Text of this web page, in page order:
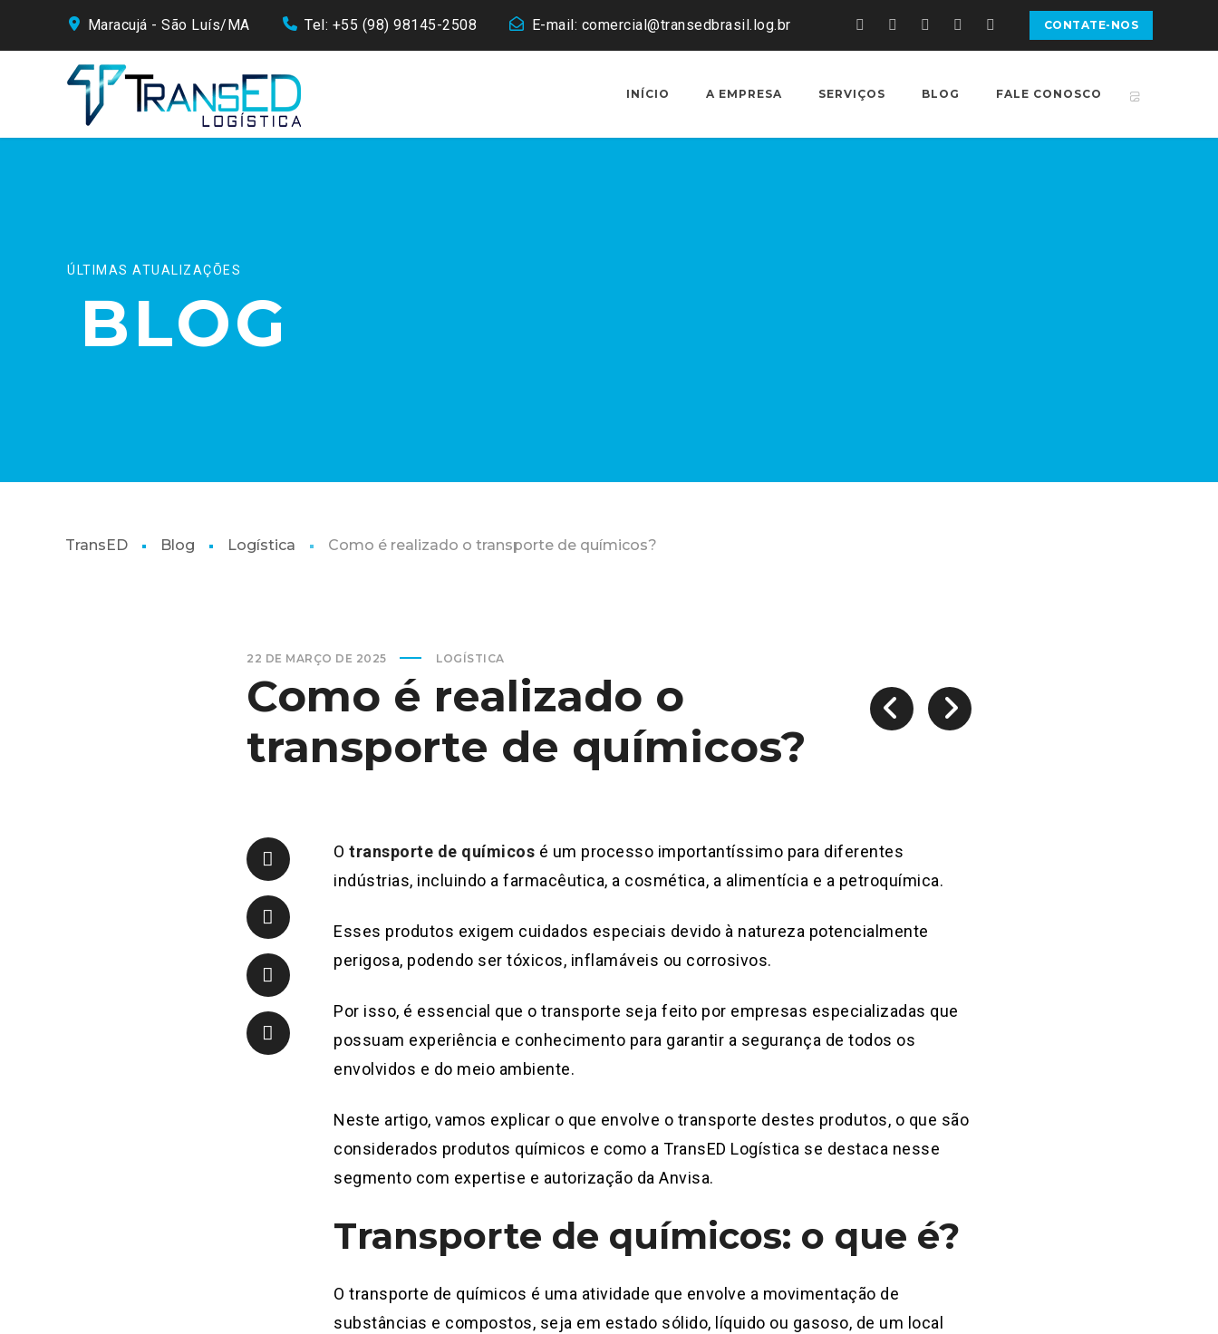
Maracujá - São Luís/MA Tel: +55 (98) 98145-2508 E-mail: comercial@transedbrasil.log.br CONTATE-NOS
INÍCIO A EMPRESA SERVIÇOS BLOG FALE CONOSCO
ÚLTIMAS ATUALIZAÇÕES
BLOG
TransED Blog Logística Como é realizado o transporte de químicos?
22 DE MARÇO DE 2025 LOGÍSTICA
Como é realizado o
transporte de químicos?
O transporte de químicos é um processo importantíssimo para diferentes
indústrias, incluindo a farmacêutica, a cosmética, a alimentícia e a petroquímica.
Esses produtos exigem cuidados especiais devido à natureza potencialmente
perigosa, podendo ser tóxicos, inflamáveis ou corrosivos.
Por isso, é essencial que o transporte seja feito por empresas especializadas que
possuam experiência e conhecimento para garantir a segurança de todos os
envolvidos e do meio ambiente.
Neste artigo, vamos explicar o que envolve o transporte destes produtos, o que são
considerados produtos químicos e como a TransED Logística se destaca nesse
segmento com expertise e autorização da Anvisa.
Transporte de químicos: o que é?
O transporte de químicos é uma atividade que envolve a movimentação de
substâncias e compostos, seja em estado sólido, líquido ou gasoso, de um local